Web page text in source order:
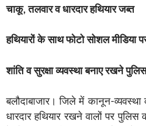
चाकू, तलवार व धारदार हथियार जब्त
हथियारों के साथ फोटो सोशल
शांति व सुरक्षा व्यवस्था बनाए रखने
बलौदाबाजार। जिले में कानून-
धारदार हथियार रखने वालों पर पुलिस